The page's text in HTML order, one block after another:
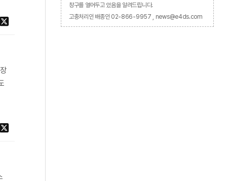
창구를 열어두고 있음을 알려드립니다.
고충처리인 배종인 02-866-9957 , news@e4ds.com